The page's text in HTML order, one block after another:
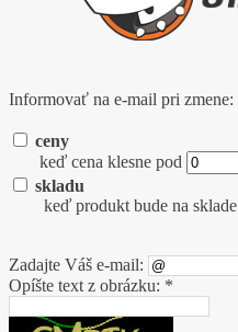
Informovať na e-mail pri zmene:
ceny
keď cena klesne pod
skladu
keď produkt bude na sklade
Zadajte Váš e-mail:
Opíšte text z obrázku: *